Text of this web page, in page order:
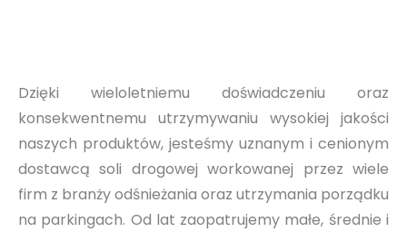
Dzięki wieloletniemu doświadczeniu oraz
konsekwentnemu utrzymywaniu wysokiej jakości
naszych produktów, jesteśmy uznanym i cenionym
dostawcą soli drogowej workowanej przez wiele
firm z branży odśnieżania oraz utrzymania porządku
na parkingach. Od lat zaopatrujemy małe, średnie i